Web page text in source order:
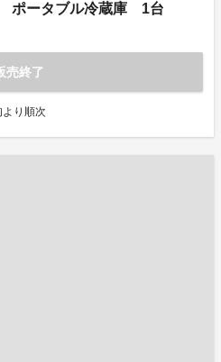
ポータブル冷蔵庫 1台
売終了
り順次